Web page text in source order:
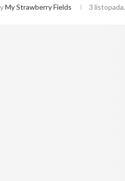
My Strawberry Fields 3